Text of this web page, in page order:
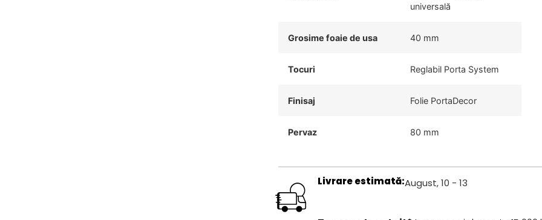
universală
Grosime foaie de usa 40 mm
Tocuri Reglabil Porta System
Finisaj Folie PortaDecor
Pervaz 80 mm
Livrare estimată:August, 10 - 13